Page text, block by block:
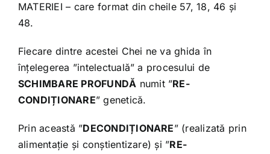
MATERIEI – care format din cheile 57, 18, 46 și
48.
Fiecare dintre acestei Chei ne va ghida în
înțelegerea ”intelectuală” a procesului de
SCHIMBARE PROFUNDĂ numit ”RE-
CONDIȚIONARE” genetică.
Prin această ”DECONDIȚIONARE” (realizată prin
alimentație și conștientizare) și ”RE-